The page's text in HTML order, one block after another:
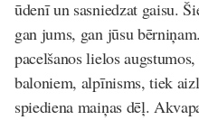
ūdenī un sasniedzat gaisu.
gan jums, gan jūsu
pacelšanos lielos
baloniem, alpīnisms, tiek
spiediena maiņas dēļ.